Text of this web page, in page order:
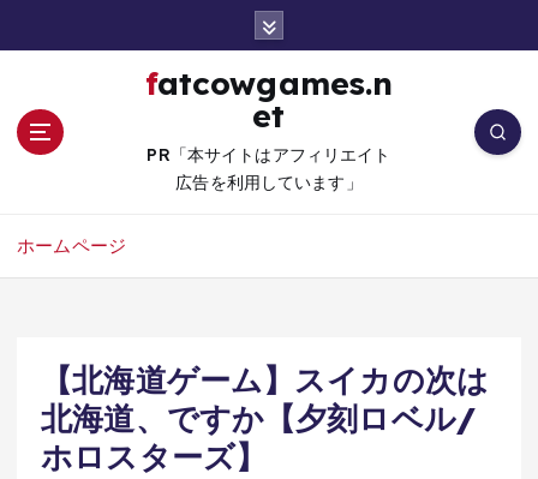
fatcowgames.n
et
PR「本サイトはアフィリエイト
広告を利用しています」
ホームページ
【北海道ゲーム】スイカの次は
北海道、ですか【夕刻ロベル/
ホロスターズ】